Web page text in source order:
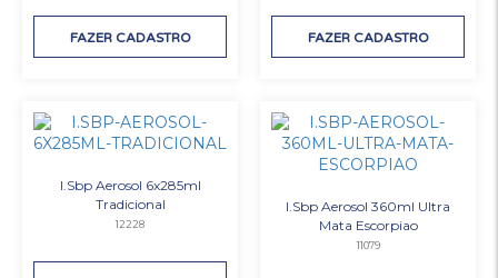
FAZER CADASTRO FAZER CADASTRO
I.Sbp Aerosol 6x285ml
Tradicional
12228
I.Sbp Aerosol 360ml Ultra
Mata Escorpiao
11079